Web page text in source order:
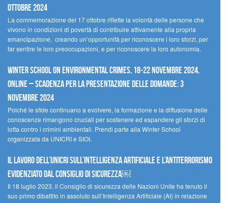
ottobre 2024
La commemorazione del 17 ottobre riflette la volontà delle persone che
vivono in condizioni di povertà di contribuire attivamente alla propria
emancipazione, creando un’opportunità per riconoscere i loro sforzi, per
far sentire le loro preoccupazioni, e per riconoscere la loro autonomia.
Winter School on Environmental Crimes, 18-22 novembre 2024,
Online – Scadenza per la presentazione delle domande: 3
novembre 2024
Poiché le sfide continuano a evolvere, la formazione e la diffusione delle
conoscenze rimangono cruciali per sostenere ed espandere gli sforzi di
lotta contro i crimini ambientali. Prendi parte alla Winter School
organizzata da UNICRI e SIOI.
Il lavoro dell’UNICRI sull’intelligenza artificiale e l’antiterrorismo
evidenziato dal Consiglio di Sicurezza￼
Il 18 luglio 2023, il Consiglio di sicurezza delle Nazioni Unite ha tenuto il
suo primo dibattito in assoluto sull’Intelligenza Artificiale (AI) in relazione